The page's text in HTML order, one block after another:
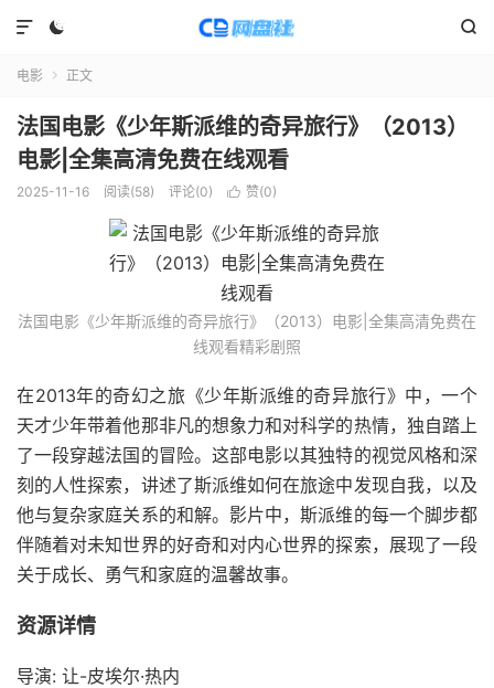
 

电影  正文
法国电影《少年斯派维的奇异旅行》（2013）
电影|全集高清免费在线观看
2025-11-16 阅读(58) 评论(0)  赞(0)
法国电影《少年斯派维的奇异旅行》（2013）电影|全集高清免费在
线观看精彩剧照
在2013年的奇幻之旅《少年斯派维的奇异旅行》中，一个
天才少年带着他那非凡的想象力和对科学的热情，独自踏上
了一段穿越法国的冒险。这部电影以其独特的视觉风格和深
刻的人性探索，讲述了斯派维如何在旅途中发现自我，以及
他与复杂家庭关系的和解。影片中，斯派维的每一个脚步都
伴随着对未知世界的好奇和对内心世界的探索，展现了一段
关于成长、勇气和家庭的温馨故事。
资源详情
导演: 让-皮埃尔·热内